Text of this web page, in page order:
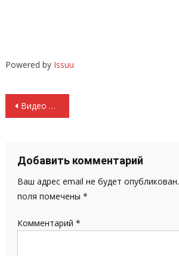
Powered by Issuu
Навигация
записям
Видео выступление секретаря Комитета МРО КПРФ Банникова Николая Львовича
Добавить комментарий
Ваш адрес email не будет опубликован.
поля помечены *
Комментарий *